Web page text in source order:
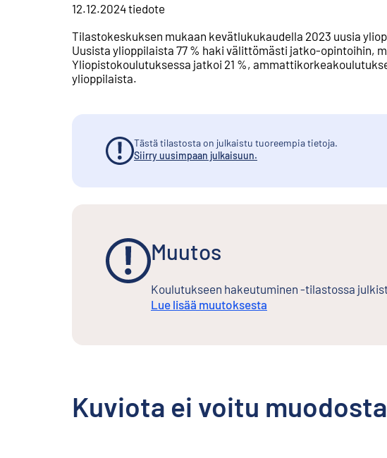
12.12.2024tiedote
Tilastokeskuksen mukaan kevätlukukaudella 2023 uusia
Uusista ylioppilaista 77 % haki välittömästi jatko-opintoihin,
Yliopistokoulutuksessa jatkoi 21 %,
ylioppilaista.
Tästä tilastosta on julkaistu tuoreempia tietoja.
Siirry uusimpaan julkaisuun.
Muutos
Koulutukseen hakeutuminen -tilastossa
Lue lisää muutoksesta
Kuviota ei voitu